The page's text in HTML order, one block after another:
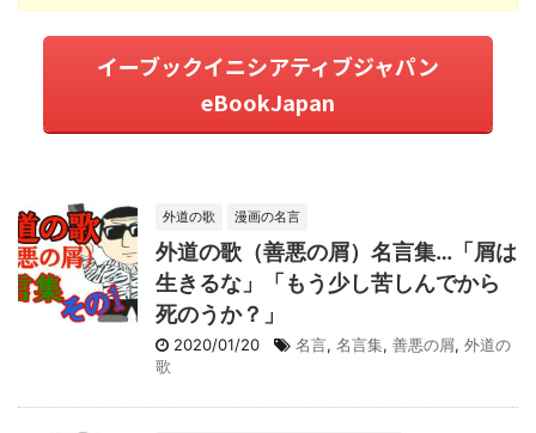
イーブックイニシアティブジャパン
eBookJapan
外道の歌 漫画の名言
外道の歌（善悪の屑）名言集…「屑は
生きるな」「もう少し苦しんでから
死のうか？」
2020/01/20 名言, 名言集, 善悪の屑, 外道の
歌